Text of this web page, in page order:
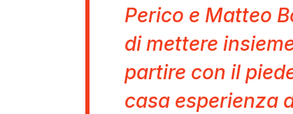
Perico e Matteo
di mettere
partire con il
casa esperienza